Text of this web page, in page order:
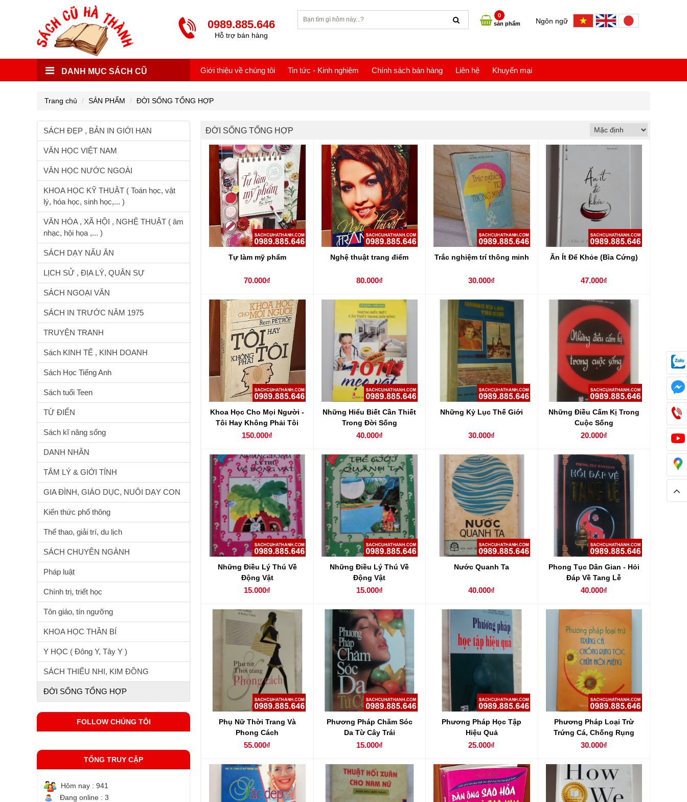
0989.885.646
Hỗ trợ bán hàng
0
sản phẩm
Ngôn ngữ
DANH MỤC SÁCH CŨ Giới thiệu về chúng tôi Tin tức - Kinh nghiệm Chính sách bán hàng Liên hệ Khuyến mại
Trang chủ SẢN PHẨM ĐỜI SỐNG TỔNG HỢP
SÁCH ĐẸP , BẢN IN GIỚI HẠN
VĂN HỌC VIỆT NAM
VĂN HỌC NƯỚC NGOÀI
KHOA HỌC KỸ THUẬT ( Toán học, vật
lý, hóa học, sinh học,... )
VĂN HÓA , XÃ HỘI , NGHỆ THUẬT ( âm
nhạc, hội họa ,... )
SÁCH DẠY NẤU ĂN
LỊCH SỬ , ĐỊA LÝ, QUÂN SỰ
SÁCH NGOẠI VĂN
SÁCH IN TRƯỚC NĂM 1975
TRUYỆN TRANH
Sách KINH TẾ , KINH DOANH
Sách Học Tiếng Anh
Sách tuổi Teen
TỪ ĐIỂN
Sách kĩ năng sống
DANH NHÂN
TÂM LÝ & GIỚI TÍNH
GIA ĐÌNH, GIÁO DỤC, NUÔI DẠY CON
Kiến thức phổ thông
Thể thao, giải trí, du lịch
SÁCH CHUYÊN NGÀNH
Pháp luật
Chính trị, triết học
Tôn giáo, tín ngưỡng
KHOA HỌC THẦN BÍ
Y HỌC ( Đông Y, Tây Y )
SÁCH THIẾU NHI, KIM ĐỒNG
ĐỜI SỐNG TỔNG HỢP
FOLLOW CHÚNG TÔI
TỔNG TRUY CẬP
Hôm nay : 941
Đang online : 3
ĐỜI SỐNG TỔNG HỢP
Tự làm mỹ phẩm
70.000₫
Nghệ thuật trang điểm
80.000₫
Trắc nghiệm trí thông minh
30.000₫
Ăn Ít Để Khỏe (Bìa Cứng)
47.000₫
Khoa Học Cho Mọi Người -
Tôi Hay Không Phải Tôi
150.000₫
Những Hiểu Biết Cần Thiết
Trong Đời Sống
40.000₫
Những Kỷ Lục Thế Giới
30.000₫
Những Điều Cấm Kị Trong
Cuộc Sống
20.000₫
Những Điều Lý Thú Về
Động Vật
15.000₫
Những Điều Lý Thú Về
Động Vật
15.000₫
Nước Quanh Ta
40.000₫
Phong Tục Dân Gian - Hỏi
Đáp Về Tang Lễ
40.000₫
Phụ Nữ Thời Trang Và
Phong Cách
55.000₫
Phương Pháp Chăm Sóc
Da Từ Cây Trái
15.000₫
Phương Pháp Học Tập
Hiệu Quả
25.000₫
Phương Pháp Loại Trừ
Trứng Cá, Chống Rụng
Tóc, Chữa Hôi Miệng
30.000₫